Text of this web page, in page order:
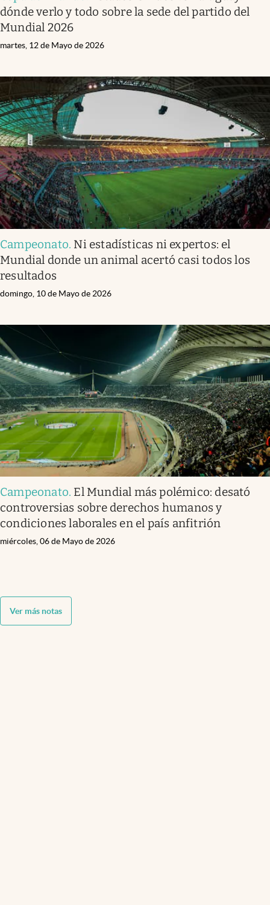
dónde verlo y todo sobre la sede del partido del
Mundial 2026
martes, 12 de Mayo de 2026
Campeonato. Ni estadísticas ni expertos: el
Mundial donde un animal acertó casi todos los
resultados
domingo, 10 de Mayo de 2026
Campeonato. El Mundial más polémico: desató
controversias sobre derechos humanos y
condiciones laborales en el país anfitrión
miércoles, 06 de Mayo de 2026
Ver más notas